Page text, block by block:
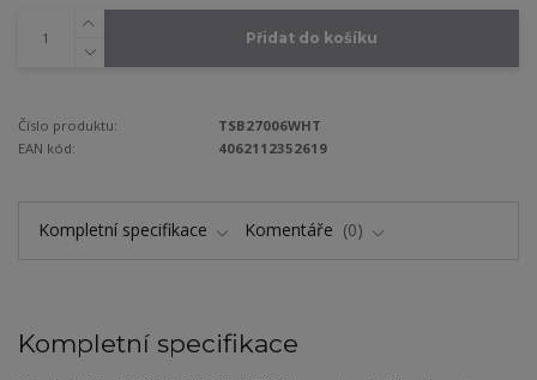
Přidat do košíku
Číslo produktu:
TSB27006WHT
EAN kód:
4062112352619
Kompletní specifikace Komentáře 0
Kompletní specifikace